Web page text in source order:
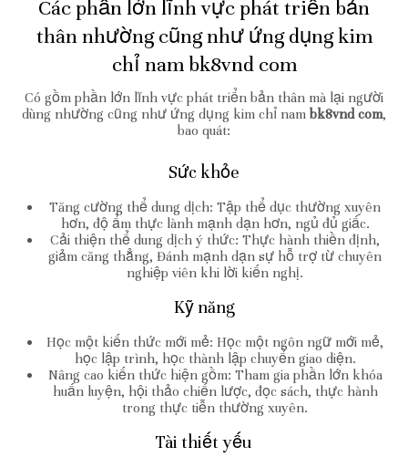
Các phần lớn lĩnh vực phát triển bản
thân nhường cũng như ứng dụng kim
chỉ nam bk8vnd com
Có gồm phần lớn lĩnh vực phát triển bản thân mà lại người
dùng nhường cũng như ứng dụng kim chỉ nam bk8vnd com,
bao quát:
Sức khỏe
Tăng cường thể dung dịch: Tập thể dục thường xuyên
hơn, độ ẩm thực lành mạnh dạn hơn, ngủ đủ giấc.
Cải thiện thể dung dịch ý thức: Thực hành thiền định,
giảm căng thẳng, Đánh mạnh dạn sự hỗ trợ từ chuyên
nghiệp viên khi lời kiến nghị.
Kỹ năng
Học một kiến thức mới mẻ: Học một ngôn ngữ mới mẻ,
học lập trình, học thành lập chuyển giao diện.
Nâng cao kiến thức hiện gồm: Tham gia phần lớn khóa
huấn luyện, hội thảo chiến lược, đọc sách, thực hành
trong thực tiễn thường xuyên.
Tài thiết yếu